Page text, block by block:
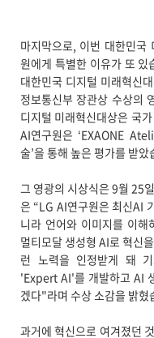
마지막으로, 이번 대한민
원에게 특별한 이유가 또 있
대한민국 디지털 미래혁신
정보통신부 장관상 수상의
디지털 미래혁신대상은 국
AI연구원은 ‘EXAONE
술’을 통해 높은 평가를 받았
그 영광의 시상식은 9월 25
은 “LG AI연구원은 최신AI
니라 언어와 이미지를 이해
멀티모달 생성형 AI로 혁신
런 노력을 인정받게 돼
'Expert AI'를 개발하고 AI
겠다"라며 수상 소감을 밝혔
과거에 혁신으로 여겨졌던